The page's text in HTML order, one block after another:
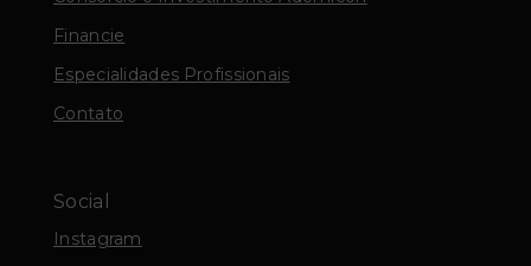
Financie
Especialidades Profissionais
Contato
Social
Instagram